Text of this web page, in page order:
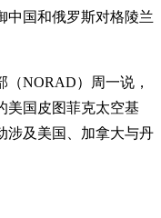
中国和俄罗斯对格陵兰
NORAD）周一说，
美国皮图菲克太空基
涉及美国、加拿大与丹